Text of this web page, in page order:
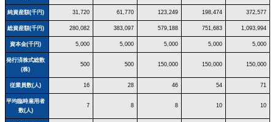
純資産額(千円) 31,720 61,770 123,249 198,474 372,577
総資産額(千円) 280,082 383,097 579,188 751,683 1,093,994
資本金(千円) 5,000 5,000 5,000 5,000 5,000
発行済株式総数
(株)
500 500 150,000 150,000 150,000
従業員数(人) 16 28 46 54 71
平均臨時雇用者
数(人)
7 8 8 10 10